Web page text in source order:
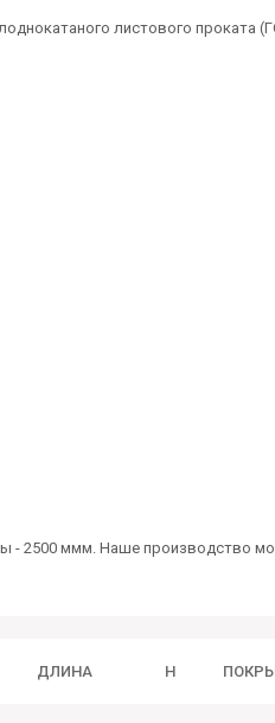
листового проката
- 2500 ммм. Наше производство
ДЛИНА H